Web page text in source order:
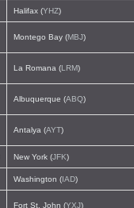
Halifax (YHZ)
Montego Bay (MBJ)
La Romana (LRM)
Albuquerque (ABQ)
Antalya (AYT)
New York (JFK)
Washington (IAD)
Fort St. John (YXJ)